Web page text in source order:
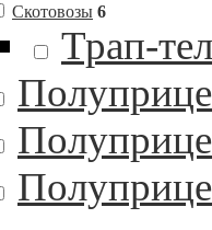
Скотовозы 6
Трап-